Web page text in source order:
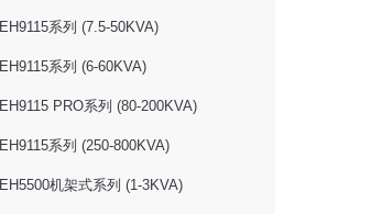
EH9115系列 (7.5-50KVA)
EH9115系列 (6-60KVA)
EH9115 PRO系列 (80-200KVA)
EH9115系列 (250-800KVA)
EH5500机架式系列 (1-3KVA)